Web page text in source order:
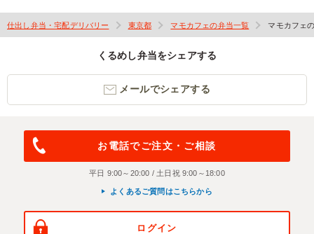
仕出し弁当・宅配デリバリー 東京都 マモカフェの弁当一覧 マモカフェ
くるめし弁当をシェアする
メールでシェアする
お電話でご注文・ご相談
平日 9:00～20:00 / 土日祝 9:00～18:00
よくあるご質問はこちらから
ログイン